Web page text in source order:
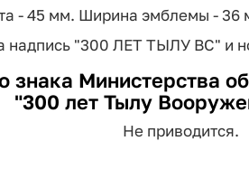
- 45 мм. Ширина эмблемы - 36
надпись "300 ЛЕТ ТЫЛУ ВС" и
знака Министерства
"300 лет Тылу
Не приводится.